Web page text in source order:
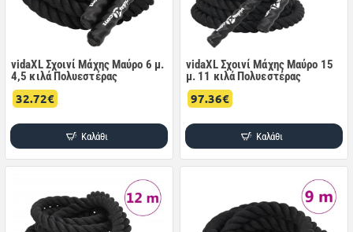
vidaXL Σχοινί Μάχης Μαύρο 6 μ.
4,5 κιλά Πολυεστέρας
32.72€
Καλάθι
vidaXL Σχοινί Μάχης Μαύρο 15
μ. 11 κιλά Πολυεστέρας
97.36€
Καλάθι